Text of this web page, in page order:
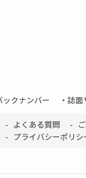
ックナンバー 誌面
よくある質問
プライバシーポリシ